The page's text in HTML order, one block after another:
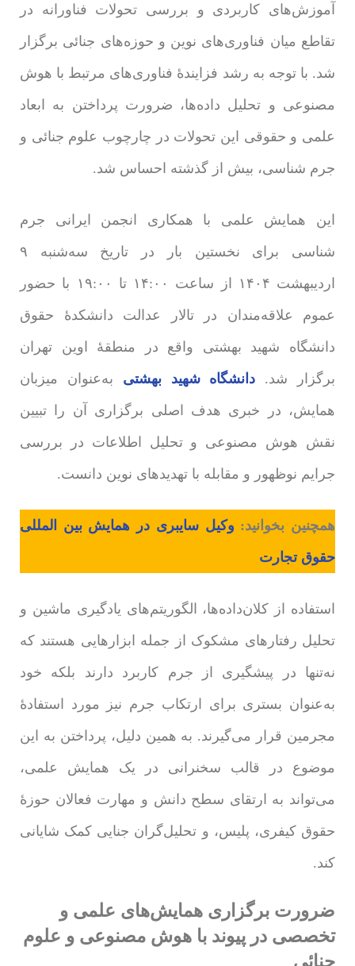
آموزش‌های کاربردی و بررسی تحولات فناورانه در
تقاطع میان فناوری‌های نوین و حوزه‌های جنائی برگزار
شد. با توجه به رشد فزایندۀ فناوری‌های مرتبط با هوش
مصنوعی و تحلیل داده‌ها، ضرورت پرداختن به ابعاد
علمی و حقوقی این تحولات در چارچوب علوم جنائی و
جرم شناسی، بیش از گذشته احساس ‌شد.
این همایش علمی با همکاری انجمن ایرانی جرم
شناسی برای نخستین بار در تاریخ سه‌شنبه ۹
اردیبهشت ۱۴۰۴ از ساعت ۱۴:۰۰ تا ۱۹:۰۰ با حضور
عموم علاقه‌مندان در تالار عدالت دانشکدۀ حقوق
دانشگاه شهید بهشتی واقع در منطقۀ اوین تهران
برگزار شد. دانشگاه شهید بهشتی به‌عنوان میزبان
همایش، در خبری هدف اصلی برگزاری آن را تبیین
نقش هوش مصنوعی و تحلیل اطلاعات در بررسی
جرایم نوظهور و مقابله با تهدیدهای نوین دانست.
همچنین بخوانید: وکیل سایبری در همایش بین المللی
حقوق تجارت
استفاده از کلان‌داده‌ها، الگوریتم‌های یادگیری ماشین و
تحلیل رفتارهای مشکوک از جمله ابزارهایی هستند که
نه‌تنها در پیشگیری از جرم کاربرد دارند بلکه خود
به‌عنوان بستری برای ارتکاب جرم نیز مورد استفادۀ
مجرمین قرار می‌گیرند. به همین دلیل، پرداختن به این
موضوع در قالب سخنرانی در یک همایش علمی،
می‌تواند به ارتقای سطح دانش و مهارت فعالان حوزۀ
حقوق کیفری، پلیس، و تحلیل‌گران جنایی کمک شایانی
کند.
ضرورت برگزاری همایش‌های علمی و
تخصصی در پیوند با هوش مصنوعی و علوم
جنائی